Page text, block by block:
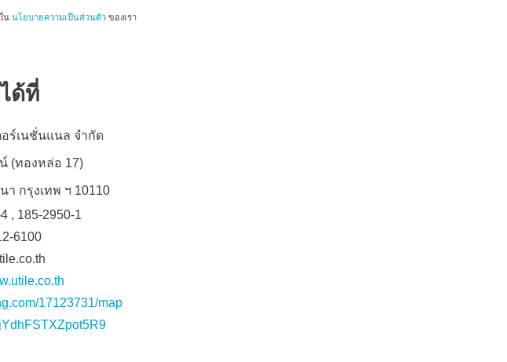
น นโยบายความเป็นส่วนตัวของเรา
ด้ที่
อร์เนชั่นแนล จำกัด
(ทองหล่อ 17)
า กรุงเทพ ฯ 10110
, 185-2950-1
6100
17123731/map